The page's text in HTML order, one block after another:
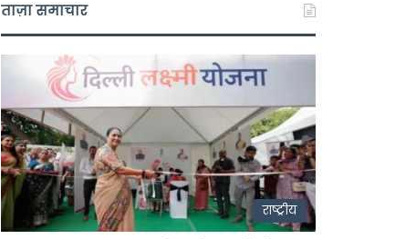
ताज़ा समाचार
राष्ट्रीय